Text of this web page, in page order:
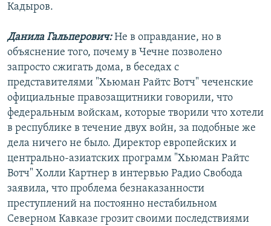
Кадыров.
Данила Гальперович:Не в оправдание, но в
объяснение того, почему в Чечне позволено
запросто сжигать дома, в беседах с
представителями "Хьюман Райтс Вотч" чеченские
официальные правозащитники говорили, что
федеральным войскам, которые творили что хотели
в республике в течение двух войн, за подобные же
дела ничего не было. Директор европейских и
центрально-азиатских программ "Хьюман Райтс
Вотч" Холли Картнер в интервью Радио Свобода
заявила, что проблема безнаказанности
преступлений на постоянно нестабильном
Северном Кавказе грозит своими последствиями